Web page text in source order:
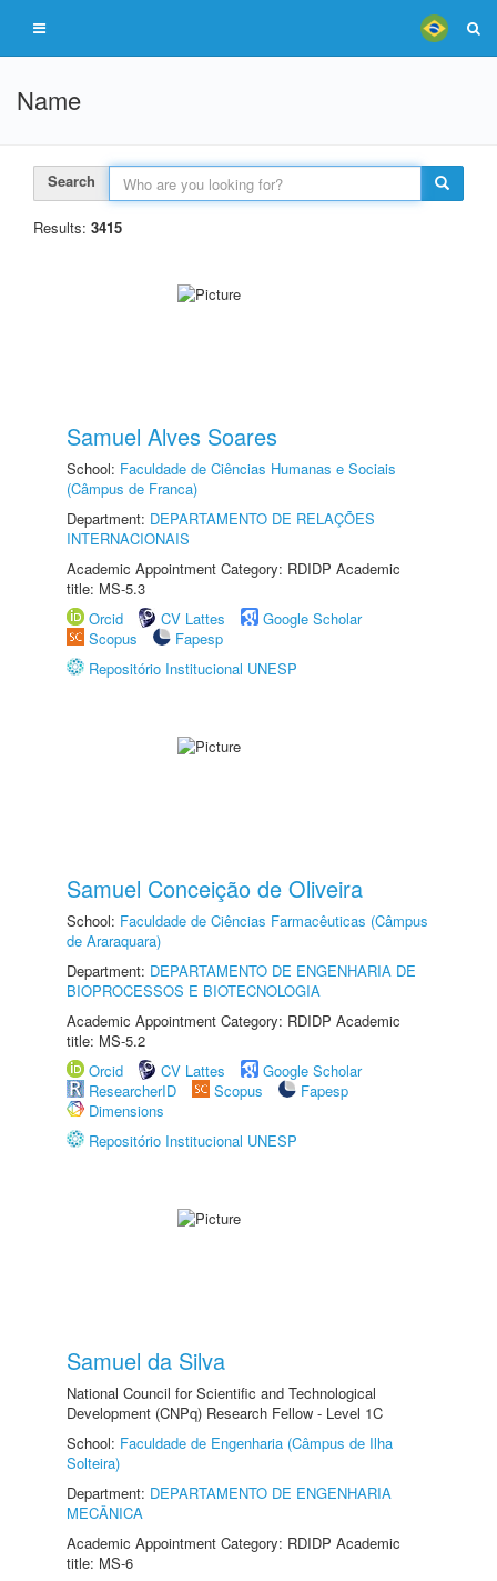
Name
Search
Results: 3415
Samuel Alves Soares
School: Faculdade de Ciências Humanas e Sociais
(Câmpus de Franca)
Department: DEPARTAMENTO DE RELAÇÕES
INTERNACIONAIS
Academic Appointment Category: RDIDP Academic
title: MS-5.3
Orcid
CV Lattes
Google Scholar
Scopus
Fapesp
Repositório Institucional UNESP
Samuel Conceição de Oliveira
School: Faculdade de Ciências Farmacêuticas (Câmpus
de Araraquara)
Department: DEPARTAMENTO DE ENGENHARIA DE
BIOPROCESSOS E BIOTECNOLOGIA
Academic Appointment Category: RDIDP Academic
title: MS-5.2
Orcid
CV Lattes
Google Scholar
ResearcherID
Scopus
Fapesp
Dimensions
Repositório Institucional UNESP
Samuel da Silva
National Council for Scientific and Technological
Development (CNPq) Research Fellow - Level 1C
School: Faculdade de Engenharia (Câmpus de Ilha
Solteira)
Department: DEPARTAMENTO DE ENGENHARIA
MECÂNICA
Academic Appointment Category: RDIDP Academic
title: MS-6